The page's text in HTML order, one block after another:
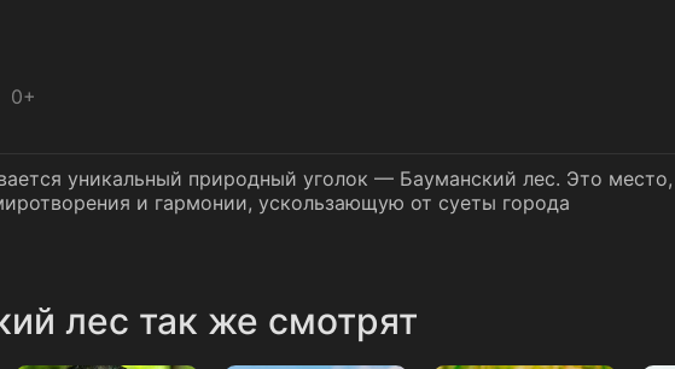
0+
уникальный природный уголок — Бауманский лес. Это место,
и гармонии, ускользающую от суеты города
лес так же смотрят